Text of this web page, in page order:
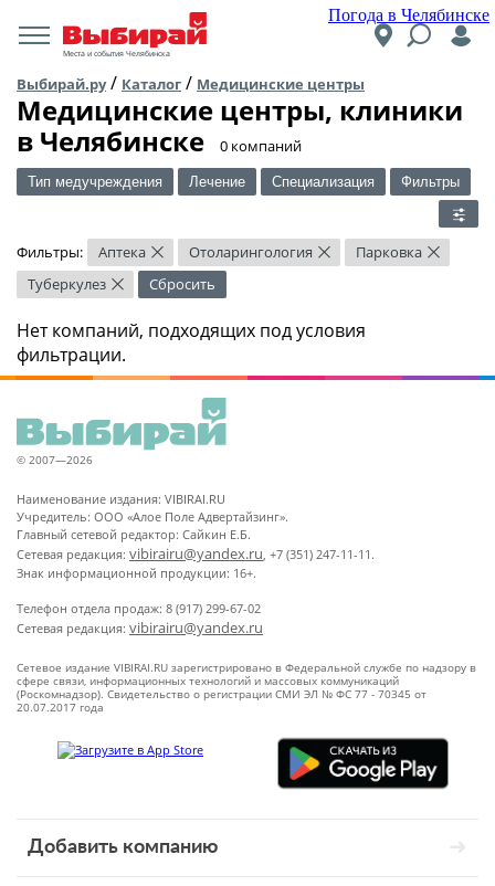
Погода в Челябинске
Места и события Челябинска
Выбирай.ру/ Каталог / Медицинские центры
Медицинские центры, клиники
в Челябинске
​0 компаний
Тип медучреждения Лечение Специализация Фильтры
Фильтры: Аптека × Отоларингология × Парковка ×
Туберкулез × Сбросить
Нет компаний, подходящих под условия
фильтрации.
© 2007—2026
Наименование издания: VIBIRAI.RU
Учредитель: ООО «Алое Поле Адвертайзинг».
Главный сетевой редактор: Сайкин Е.Б.
Сетевая редакция: vibirairu@yandex.ru, +7 (351) 247-11-11.
Знак информационной продукции: 16+.
Телефон отдела продаж: 8 (917) 299-67-02
Сетевая редакция: vibirairu@yandex.ru
Сетевое издание VIBIRAI.RU зарегистрировано в Федеральной службе по надзору в
сфере связи, информационных технологий и массовых коммуникаций
(Роскомнадзор). Свидетельство о регистрации СМИ ЭЛ № ФС 77 - 70345 от
20.07.2017 года
Добавить компанию